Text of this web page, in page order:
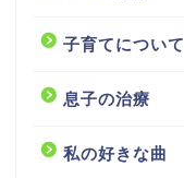
子育てについて
息子の治療
私の好きな曲